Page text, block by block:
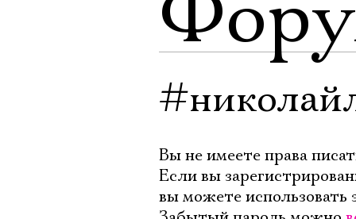
Доступ для
Правила
Вы не имеете права
Если вы
вы можете